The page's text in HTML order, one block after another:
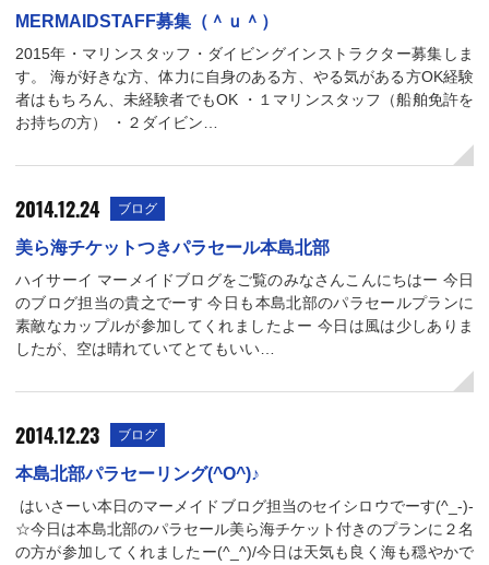
MERMAIDSTAFF募集（＾ｕ＾）
2015年・マリンスタッフ・ダイビングインストラクター募集しま
す。 海が好きな方、体力に自身のある方、やる気がある方OK経験
者はもちろん、未経験者でもOK ・１マリンスタッフ（船舶免許を
お持ちの方） ・２ダイビン…
2014.12.24 ブログ
美ら海チケットつきパラセール本島北部
ハイサーイ マーメイドブログをご覧のみなさんこんにちはー 今日
のブログ担当の貴之でーす 今日も本島北部のパラセールプランに
素敵なカップルが参加してくれましたよー 今日は風は少しありま
したが、空は晴れていてとてもいい…
2014.12.23 ブログ
本島北部パラセーリング(^O^)♪
はいさーい本日のマーメイドブログ担当のセイシロウでーす(^_-)-
☆今日は本島北部のパラセール美ら海チケット付きのプランに２名
の方が参加してくれましたー(^_^)/今日は天気も良く海も穏やかで